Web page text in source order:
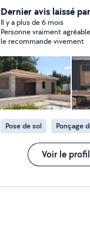
Dernier avis laissé
Il y a plus de 6 mois
Personne vraiment
le recommande vivement
Pose de sol Ponçage
Voir le profil